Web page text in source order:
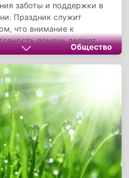
заботы и поддержки в
Праздник служит
что внимание к
помочь делают
и человечным. В
внести свой вклад в
доброты и
Общество